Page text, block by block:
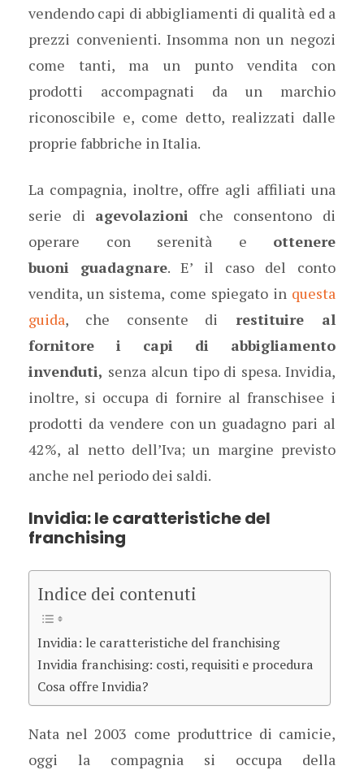
vendendo capi di abbigliamenti di qualità ed a
prezzi convenienti. Insomma non un negozi
come tanti, ma un punto vendita con
prodotti accompagnati da un marchio
riconoscibile e, come detto, realizzati dalle
proprie fabbriche in Italia.
La compagnia, inoltre, offre agli affiliati una
serie di agevolazioni che consentono di
operare con serenità e ottenere
buoni
guadagnare. E’ il caso del conto
vendita, un sistema, come spiegato inquesta
guida, che consente di restituire al
fornitore i capi di abbigliamento
invenduti, senza alcun tipo di spesa. Invidia,
inoltre, si occupa di fornire al franschisee i
prodotti da vendere con un guadagno pari al
42%, al netto dell’Iva; un margine previsto
anche nel periodo dei saldi.
Invidia: le caratteristiche del
franchising
Indice dei contenuti
Invidia: le caratteristiche del franchising
Invidia franchising: costi, requisiti e procedura
Cosa offre Invidia?
Nata nel 2003 come produttrice di camicie,
oggi la compagnia si occupa della